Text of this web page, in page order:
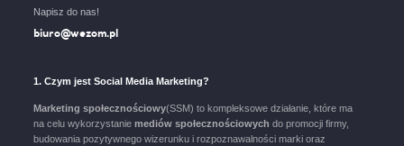
Napisz do nas!
biuro@wezom.pl
1. Czym jest Social Media Marketing?
Marketing społecznościowy(SSM) to kompleksowe działanie, które ma
na celu wykorzystaniemediów społecznościowych do promocji firmy,
budowania pozytywnego wizerunku i rozpoznawalności marki oraz